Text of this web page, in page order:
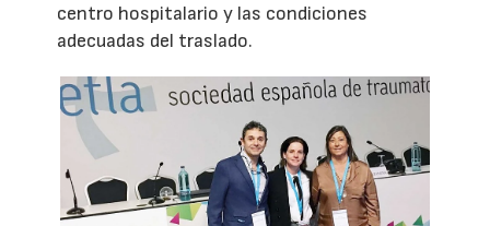
centro hospitalario y las condiciones
adecuadas del traslado.